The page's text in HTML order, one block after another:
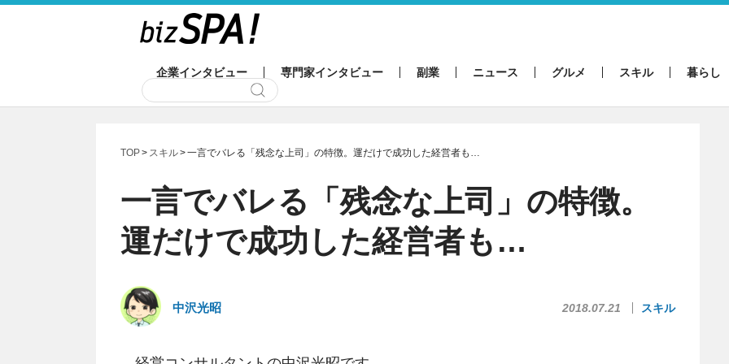
企業インタビュー 専門家インタビュー 副業 ニュース グルメ スキル 暮らし
TOP スキル 一言でバレる「残念な上司」の特徴。運だけで成功した経営者も…
一言でバレる「残念な上司」の特徴。
運だけで成功した経営者も…
中沢光昭 2018.07.21 スキル